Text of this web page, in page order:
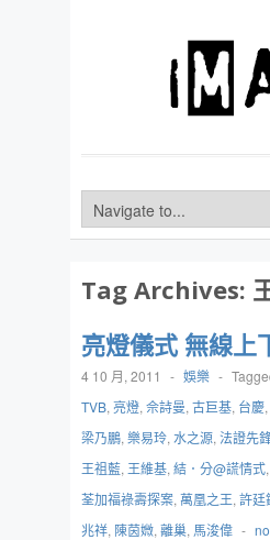
Tag Archives:
亮燈儀式 無線上
4 10 月, 2011 - 娛樂 -
TVB, 亮燈, 佘詩曼, 古巨基, 台慶,
梁乃鵬, 樂易玲, 水之源, 法證先
王祖藍, 王維基, 結．分@謊情式,
荃加福祿壽探案, 萬凰之王, 許廷
兆祥, 陳茵媺, 離巢, 馬浚偉 -